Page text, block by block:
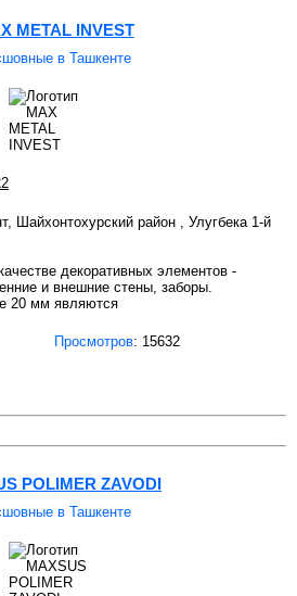
METAL INVEST
в Ташкенте
Шайхонтохурский район , Улугбека 1-й
декоративных элементов -
и внешние стены, заборы.
20 мм являются
Просмотров: 15632
POLIMER ZAVODI
в Ташкенте